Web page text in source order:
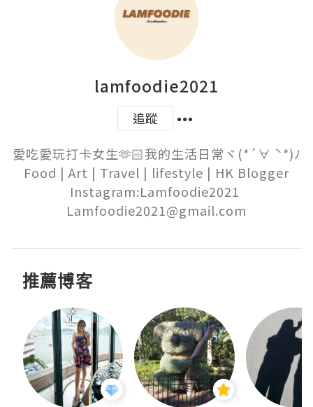
lamfoodie2021
追蹤
愛吃愛玩打卡女生🫶🏻我的生活日常ヾ(*´∀ ˋ*)ﾉ
Food | Art | Travel | lifestyle | HK Blogger
Instagram:Lamfoodie2021
Lamfoodie2021@gmail.com
推薦博客